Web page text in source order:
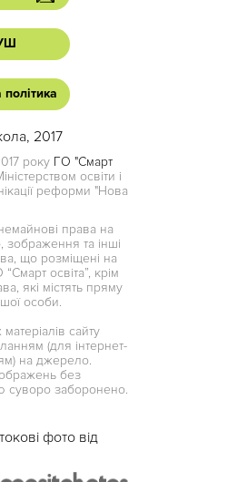
2017
року ГО "Смарт
освіти і
реформи "Нова
права на
зображення та інші
що розміщені на
освіта”, крім
які містять пряму
особи.
сайту
(для інтернет-
на джерело.
без
суворо заборонено.
фото від